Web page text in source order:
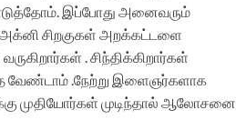
இப்போது அனைவரும்
அக்னி சிறகுகள் அறக்கட்டளை
. சிந்திக்கிறார்கள்
வேண்டாம் .நேற்று இளைஞர்களாக
முதியோர்கள் முடிந்தால் ஆலோசனை